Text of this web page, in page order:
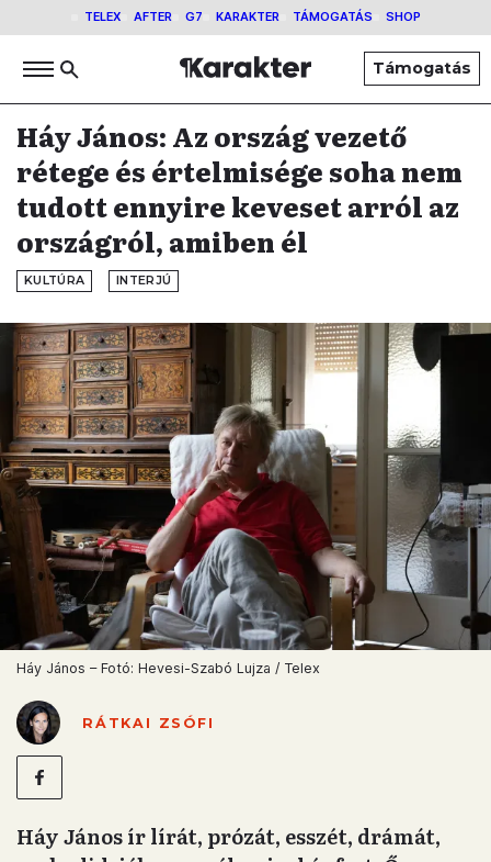
TELEX AFTER G7 KARAKTER TÁMOGATÁS SHOP
Támogatás
Háy János: Az ország vezető
rétege és értelmisége soha nem
tudott ennyire keveset arról az
országról, amiben él
KULTÚRA INTERJÚ
Háy János – Fotó: Hevesi-Szabó Lujza / Telex
RÁTKAI ZSÓFI
Háy János ír lírát, prózát, esszét, drámát,